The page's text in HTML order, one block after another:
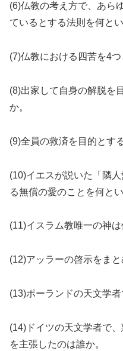
(6)仏教の考え方で、あら
ているとする法則を何とい
(7)仏教における四苦を4つ
(8)出家して自身の解脱を
か。
(9)全員の救済を目的とす
(10)イエスが説いた「隣
る無償の愛のことを何とい
(11)イスラム教唯一の神は
(12)アッラーの啓示をまと
(13)ポーランドの天文学
(14)ドイツの天文学者で
を主張したのは誰か。